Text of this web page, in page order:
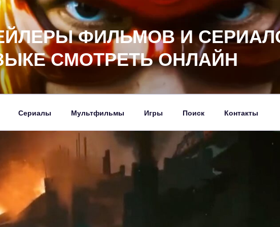
ФИЛЬМОВ И
СМОТРЕТЬ ОНЛАЙН
Сериалы Мультфильмы Игры Поиск Контакты